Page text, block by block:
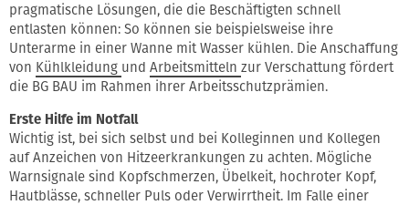
pragmatische Lösungen, die die Beschäftigten schnell
entlasten können: So können sie beispielsweise ihre
Unterarme in einer Wanne mit Wasser kühlen. Die Anschaffung
von Kühlkleidung und Arbeitsmitteln zur Verschattung fördert
die BG BAU im Rahmen ihrer Arbeitsschutzprämien.
Erste Hilfe im Notfall
Wichtig ist, bei sich selbst und bei Kolleginnen und Kollegen
auf Anzeichen von Hitzeerkrankungen zu achten. Mögliche
Warnsignale sind Kopfschmerzen, Übelkeit, hochroter Kopf,
Hautblässe, schneller Puls oder Verwirrtheit. Im Falle einer